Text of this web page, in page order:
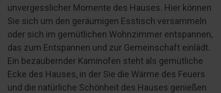
unvergesslicher Momente des Hauses. Hier können
Sie sich um den geräumigen Esstisch versammeln
oder sich im gemütlichen Wohnzimmer entspannen,
das zum Entspannen und zur Gemeinschaft einlädt.
Ein bezaubernder Kaminofen steht als gemütliche
Ecke des Hauses, in der Sie die Wärme des Feuers
und die natürliche Schönheit des Hauses genießen